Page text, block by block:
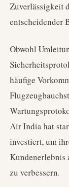
Zuverlässigkeit
entscheidender
Obwohl
häufige
Air India hat
investiert, um
Kundenerlebnis
zu verbessern.